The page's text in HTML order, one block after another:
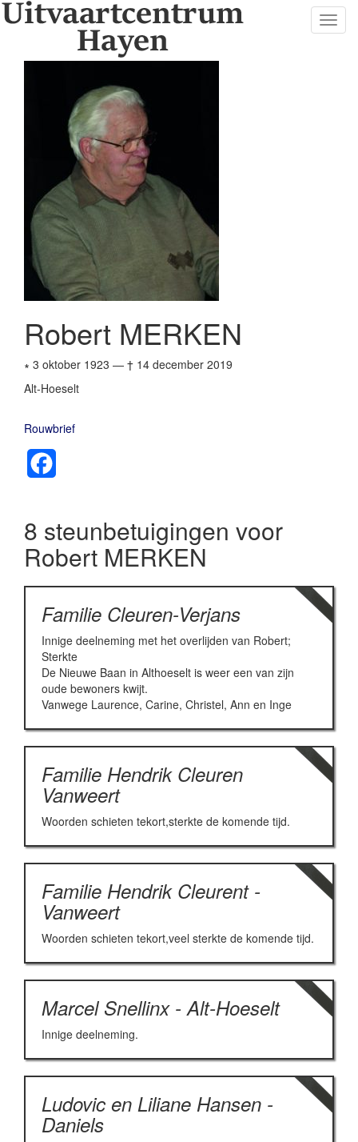
Robert MERKEN
∗ 3 oktober 1923 — † 14 december 2019
Alt-Hoeselt
Rouwbrief
8 steunbetuigingen voor
Robert MERKEN
Familie Cleuren-Verjans
Innige deelneming met het overlijden van Robert;
Sterkte
De Nieuwe Baan in Althoeselt is weer een van zijn
oude bewoners kwijt.
Vanwege Laurence, Carine, Christel, Ann en Inge
Familie Hendrik Cleuren
Vanweert
Woorden schieten tekort,sterkte de komende tijd.
Familie Hendrik Cleurent -
Vanweert
Woorden schieten tekort,veel sterkte de komende tijd.
Marcel Snellinx - Alt-Hoeselt
Innige deelneming.
Ludovic en Liliane Hansen -
Daniels